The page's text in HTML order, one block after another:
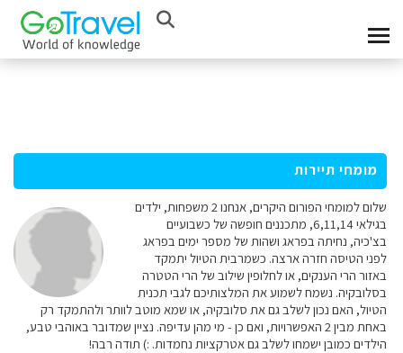
מומחי תיירות
שלום למומחי הפורום היקרים, אנחנו 2 משפחות, ילדים
בגילאי 6,11,14, מתכננים חופשה של כשבועיים
בצ'כיה, נחיתה בפראג ושהות של מספר ימים בפראג
לפני הטיסה חזרה ארצה. כשמרבית הטיול יתמקד
באזור הרי הענקים, או לחלופין שילוב של הרי הטטרה
בסלובקיה. נשמח לשמוע את המלצותיכם לגבי תכנית
הטיול, האם נכון לשלב גם את סלובקיה, או שמא מוטב לוותר ולהתמקד רק
באחת מבין 2 האפשרויות, ואם כן - מי מהן עדיפה. נציין שמדובר באוהבי טבע,
הילדים כמובן ישמחו לשלב גם אטרקציות נחמדות. :) תודה רבה!